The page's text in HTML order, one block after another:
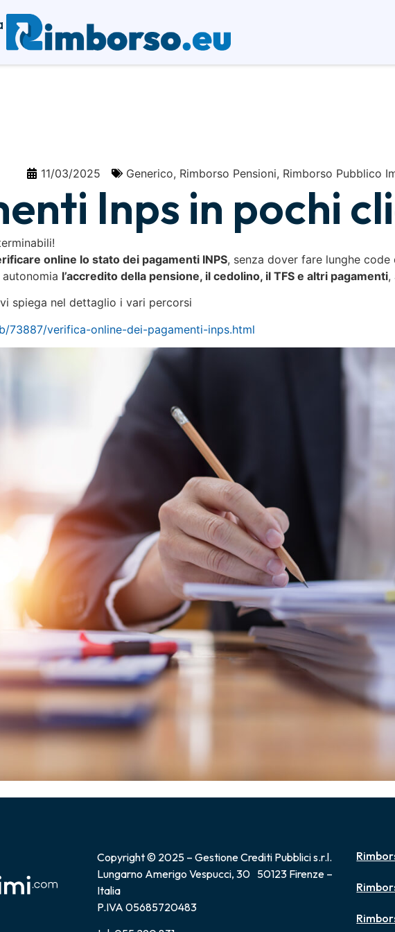
11/03/2025 Generico, Rimborso Pensioni, Rimborso Pubblico
Inps in pochi
online lo stato dei pagamenti INPS, senza dover fare lunghe
l’accredito della pensione, il cedolino, il TFS e altri pagamenti,
spiega nel dettaglio i vari percorsi
verifica-online-dei-pagamenti-inps.html
Copyright © 2025 – Gestione Crediti Pubblici s.r.l.
Lungarno Amerigo Vespucci, 30 50123 Firenze –
Italia
P.IVA 05685720483